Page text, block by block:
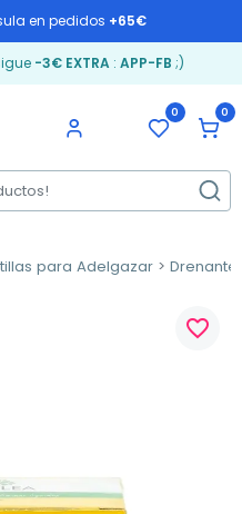
en pedidos +65€
-3€ EXTRA: APP-FB ;)
0 0
para Adelgazar
favorite_border